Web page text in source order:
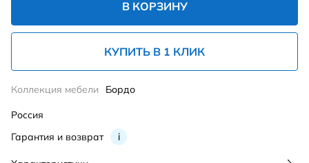
В КОРЗИНУ
КУПИТЬ В 1 КЛИК
Гарантия и возврат i
Коллекция мебели Бордо
Россия